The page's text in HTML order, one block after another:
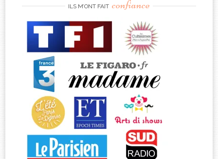
ILS M’ONT FAIT confiance